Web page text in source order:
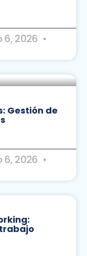
6, 2026
Gestión de
6, 2026